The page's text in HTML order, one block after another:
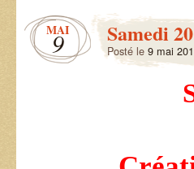
MAI
9 Samedi
Posté le 9 mai